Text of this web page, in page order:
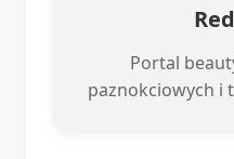
Portal
paznokciowych i